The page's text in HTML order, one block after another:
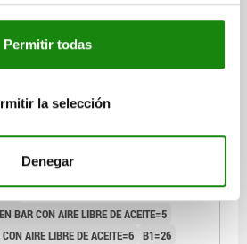
Permitir todas
la selección
Denegar
COMP:ACERO, LA DERECHA
NM CON 5 BAR=8
BAR CON AIRE LIBRE DE ACEITE=5
AIRE LIBRE DE ACEITE=6 B1=26